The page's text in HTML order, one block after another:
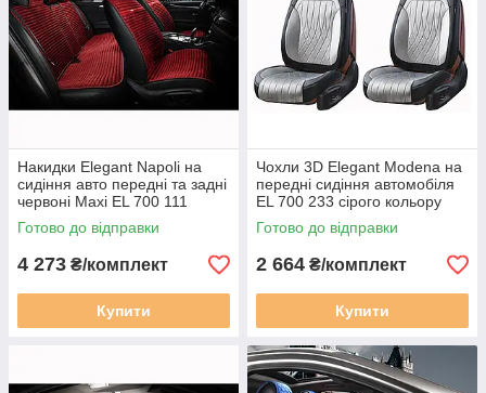
Накидки Elegant Napoli на
сидіння авто передні та задні
червоні Maxi EL 700 111
Готово до відправки
4 273 ₴/комплект
Купити
Чохли 3D Elegant Modena на
передні сидіння автомобіля
EL 700 233 сірого кольору
Готово до відправки
2 664 ₴/комплект
Купити